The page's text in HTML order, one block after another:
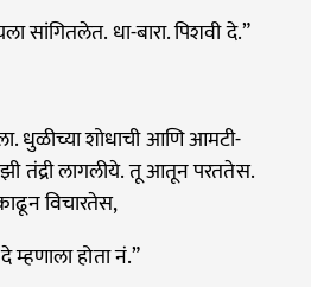
सांगितलेत. धा-बारा. पिशवी दे.”
धुळीच्या शोधाची आणि आमटी-
तंद्री लागलीये. तू आतून परततेस.
विचारतेस,
होता नं.”